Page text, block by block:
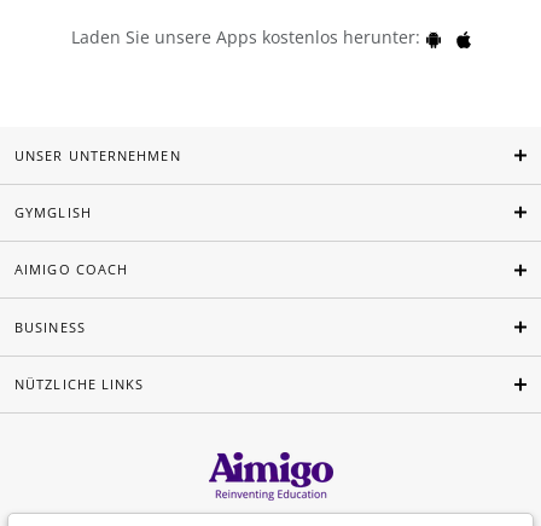
Laden Sie unsere Apps kostenlos herunter:
UNSER UNTERNEHMEN
GYMGLISH
AIMIGO COACH
BUSINESS
NÜTZLICHE LINKS